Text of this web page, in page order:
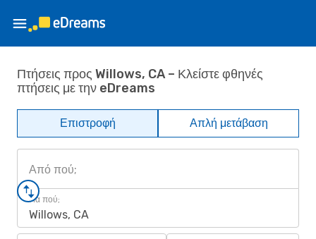
Πτήσεις προς Willows, CA – Κλείστε φθηνές
πτήσεις με την eDreams
Επιστροφή Απλή μετάβαση
Από πού;
Για πού;
Willows, CA